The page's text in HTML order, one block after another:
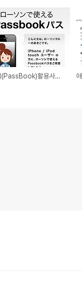
패스북(PassBook)활용사례 일본 로손편의점